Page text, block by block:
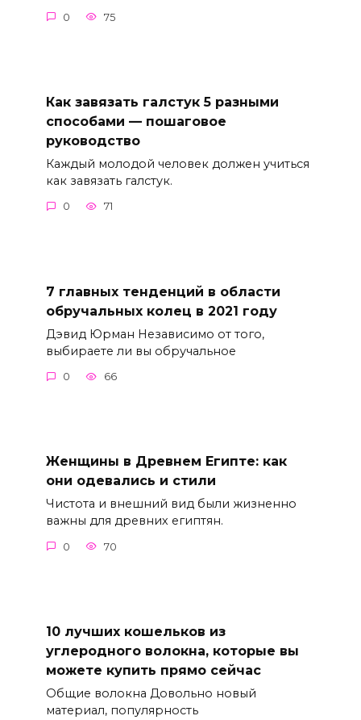
0 75
Как завязать галстук 5 разными
способами — пошаговое
руководство
Каждый молодой человек должен учиться
как завязать галстук.
0 71
7 главных тенденций в области
обручальных колец в 2021 году
Дэвид Юрман Независимо от того,
выбираете ли вы обручальное
0 66
Женщины в Древнем Египте: как
они одевались и стили
Чистота и внешний вид были жизненно
важны для древних египтян.
0 70
10 лучших кошельков из
углеродного волокна, которые вы
можете купить прямо сейчас
Общие волокна Довольно новый
материал, популярность